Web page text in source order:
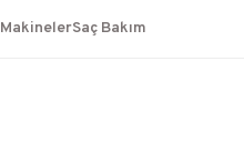
MakinelerSaç Bakım